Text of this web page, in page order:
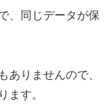
、同じデータが保
ありませんので、
ます。